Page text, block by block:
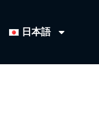
日本語